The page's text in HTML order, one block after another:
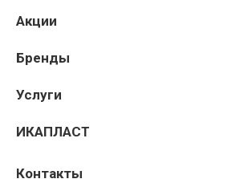
Акции
Бренды
Услуги
ИКАПЛАСТ
Контакты